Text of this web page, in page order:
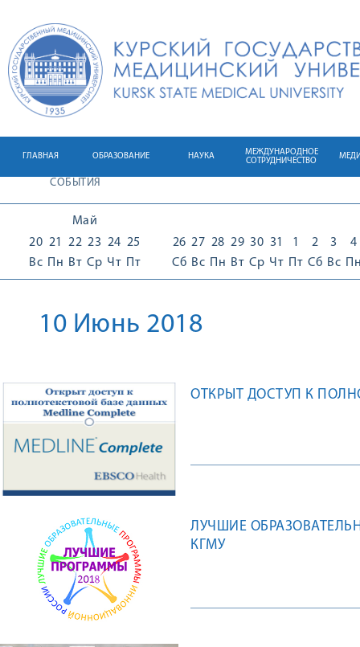
ГЛАВНАЯ ОБРАЗОВАНИЕ НАУКА
МЕЖДУНАРОДНОЕ
СОТРУДНИЧЕСТВО
СОБЫТИЯ
Май
20
Вс
21
Пн
22
Вт
23
Ср
24
Чт
25
Пт
26
Сб
27
Вс
28
Пн
29
Вт
30
Ср
31
Чт
1
Пт
2
Сб
3
Вс
4
10 Июнь 2018
ОТКРЫТ ДОСТУП К
ЛУЧШИЕ
КГМУ